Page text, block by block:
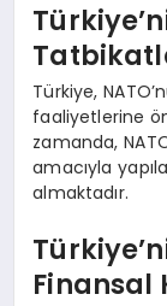
Türkiye,
faaliyetlerine
zamanda,
amacıyla
almaktadır.
Finansal